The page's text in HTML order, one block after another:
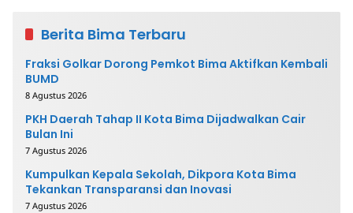
Berita Bima Terbaru
Fraksi Golkar Dorong Pemkot Bima Aktifkan Kembali
BUMD
8 Agustus 2026
PKH Daerah Tahap II Kota Bima Dijadwalkan Cair
Bulan Ini
7 Agustus 2026
Kumpulkan Kepala Sekolah, Dikpora Kota Bima
Tekankan Transparansi dan Inovasi
7 Agustus 2026